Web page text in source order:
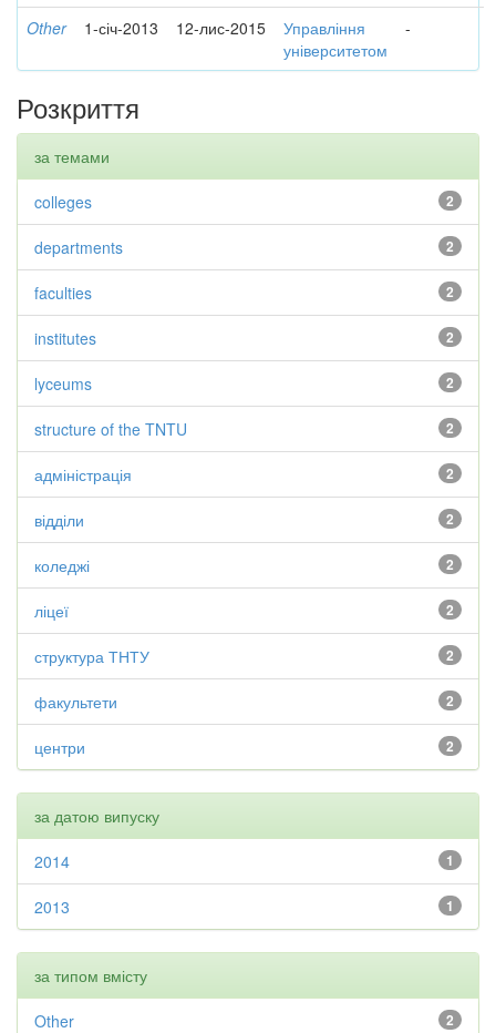
Other 1-січ-2013 12-лис-2015
Управління
університетом
-
Розкриття
за темами
2
colleges
2
departments
2
faculties
2
institutes
2
lyceums
2
structure of the TNTU
2
адміністрація
2
відділи
2
коледжі
2
ліцеї
2
структура ТНТУ
2
факультети
2
центри
за датою випуску
1
2014
1
2013
за типом вмісту
2
Other